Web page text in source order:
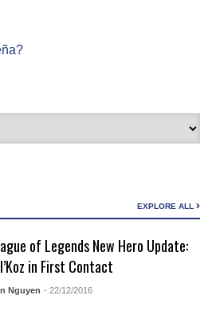
EXPLORE ALL
of Legends New Hero Update:
in First Contact
Nguyen - 22/12/2016